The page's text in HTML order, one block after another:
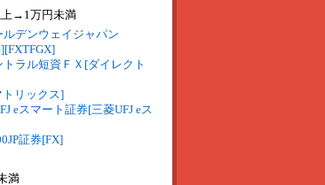
ルデンウェイジャパン
トラル短資ＦＸ[ダイレクト
トリックス]
eスマート証券[三菱UFJ eス
証券[FX]